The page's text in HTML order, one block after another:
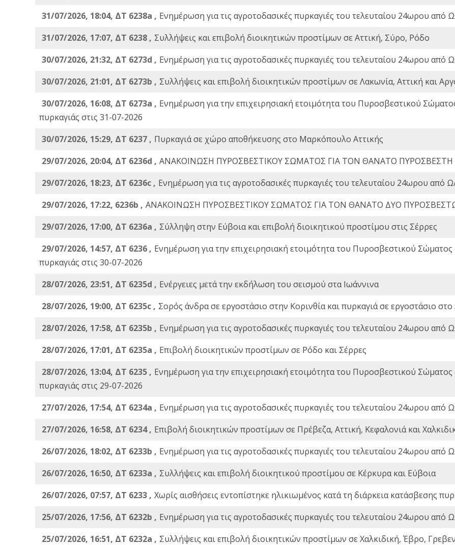
31/07/2026, 18:04, ΔΤ 6238a , Ενημέρωση για τις αγροτοδασικές πυρκαγιές του τελευταίου 24ωρου
31/07/2026, 17:07, ΔΤ 6238 , Συλλήψεις και επιβολή διοικητικών προστίμων σε Αττική, Σύρο, Ρόδο
30/07/2026, 21:32, ΔΤ 6273d , Ενημέρωση για τις αγροτοδασικές πυρκαγιές του τελευταίου 24ωρου
30/07/2026, 21:01, ΔΤ 6273b , Συλλήψεις και επιβολή διοικητικών προστίμων σε Λακωνία, Αττική και
30/07/2026, 16:08, ΔΤ 6273a , Ενημέρωση για την επιχειρησιακή ετοιμότητα του Πυροσβεστικού
πυρκαγιάς στις 31-07-2026
30/07/2026, 15:29, ΔΤ 6237 , Πυρκαγιά σε χώρο αποθήκευσης στο Μαρκόπουλο Αττικής
29/07/2026, 20:04, ΔΤ 6236d , ΑΝΑΚΟΙΝΩΣΗ ΠΥΡΟΣΒΕΣΤΙΚΟΥ ΣΩΜΑΤΟΣ ΓΙΑ ΤΟΝ ΘΑΝΑΤΟ
29/07/2026, 18:23, ΔΤ 6236c , Ενημέρωση για τις αγροτοδασικές πυρκαγιές του τελευταίου 24ωρου
29/07/2026, 17:22, 6236b , ΑΝΑΚΟΙΝΩΣΗ ΠΥΡΟΣΒΕΣΤΙΚΟΥ ΣΩΜΑΤΟΣ ΓΙΑ ΤΟΝ ΘΑΝΑΤΟ ΔΥΟ
29/07/2026, 17:00, ΔΤ 6236a , Σύλληψη στην Εύβοια και επιβολή διοικητικού προστίμου στις Σέρρες
29/07/2026, 14:57, ΔΤ 6236 , Ενημέρωση για την επιχειρησιακή ετοιμότητα του Πυροσβεστικού
πυρκαγιάς στις 30-07-2026
28/07/2026, 23:51, ΔΤ 6235d , Ενέργειες μετά την εκδήλωση του σεισμού στα Ιωάννινα
28/07/2026, 19:00, ΔΤ 6235c , Σορός άνδρα σε εργοστάσιο στην Κορινθία και πυρκαγιά σε εργοστάσιο στο
28/07/2026, 17:58, ΔΤ 6235b , Ενημέρωση για τις αγροτοδασικές πυρκαγιές του τελευταίου 24ωρου
28/07/2026, 17:01, ΔΤ 6235a , Eπιβολή διοικητικών προστίμων σε Ρόδο και Σέρρες
28/07/2026, 13:04, ΔΤ 6235 , Ενημέρωση για την επιχειρησιακή ετοιμότητα του Πυροσβεστικού
πυρκαγιάς στις 29-07-2026
27/07/2026, 17:54, ΔΤ 6234a , Ενημέρωση για τις αγροτοδασικές πυρκαγιές του τελευταίου 24ωρου
27/07/2026, 16:58, ΔΤ 6234 , Eπιβολή διοικητικών προστίμων σε Πρέβεζα, Αττική, Κεφαλονιά και
26/07/2026, 18:02, ΔΤ 6233b , Ενημέρωση για τις αγροτοδασικές πυρκαγιές του τελευταίου 24ωρου
26/07/2026, 16:50, ΔΤ 6233a , Συλλήψεις και επιβολή διοικητικού προστίμου σε Κέρκυρα και Εύβοια
26/07/2026, 07:57, ΔΤ 6233 , Χωρίς αισθήσεις εντοπίστηκε ηλικιωμένος κατά τη διάρκεια κατάσβεσης
25/07/2026, 17:56, ΔΤ 6232b , Ενημέρωση για τις αγροτοδασικές πυρκαγιές του τελευταίου 24ωρου
25/07/2026, 16:51, ΔΤ 6232a , Συλλήψεις και επιβολή διοικητικών προστίμων σε Χαλκιδική, Έβρο,